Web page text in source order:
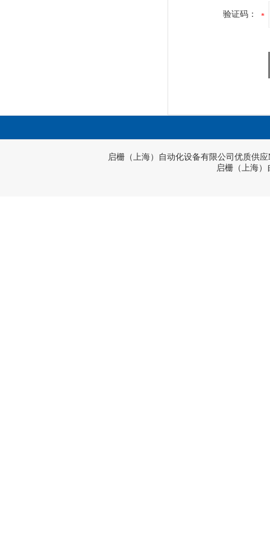
验证码：
启栅（上海）自动化设备有限公司优质供应
启栅（上海